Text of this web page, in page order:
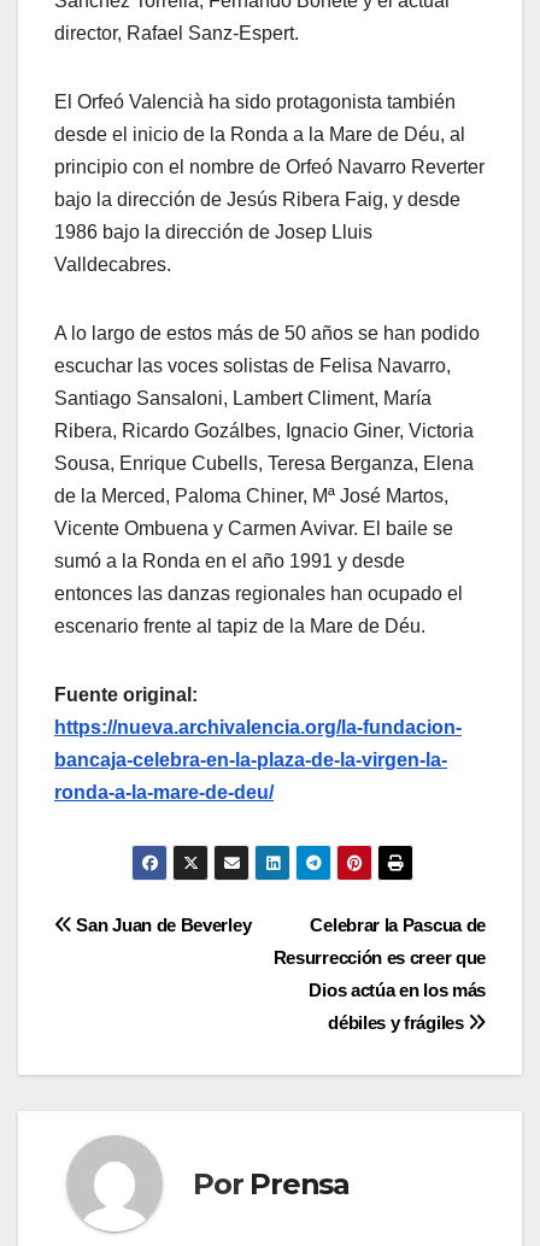
director, Rafael Sanz-Espert.
El Orfeó Valencià ha sido protagonista también
desde el inicio de la Ronda a la Mare de Déu, al
principio con el nombre de Orfeó Navarro Reverter
bajo la dirección de Jesús Ribera Faig, y desde
1986 bajo la dirección de Josep Lluis
Valldecabres.
A lo largo de estos más de 50 años se han podido
escuchar las voces solistas de Felisa Navarro,
Santiago Sansaloni, Lambert Climent, María
Ribera, Ricardo Gozálbes, Ignacio Giner, Victoria
Sousa, Enrique Cubells, Teresa Berganza, Elena
de la Merced, Paloma Chiner, Mª José Martos,
Vicente Ombuena y Carmen Avivar. El baile se
sumó a la Ronda en el año 1991 y desde
entonces las danzas regionales han ocupado el
escenario frente al tapiz de la Mare de Déu.
Fuente original:
https://nueva.archivalencia.org/la-fundacion-
bancaja-celebra-en-la-plaza-de-la-virgen-la-
ronda-a-la-mare-de-deu/
Navegación
Celebrar la Pascua de
Resurrección es creer que
Dios actúa en los más
débiles y frágiles
San Juan de Beverley
Por Prensa